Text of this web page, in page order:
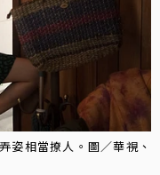
姿相當撩人。圖／華視、